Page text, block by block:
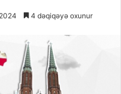
4 dəqiqəyə oxunur